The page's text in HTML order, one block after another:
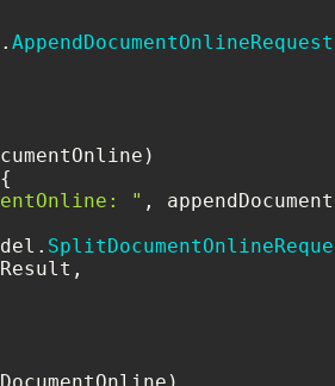
AppendDocumentOnlineRequest
{
" ,